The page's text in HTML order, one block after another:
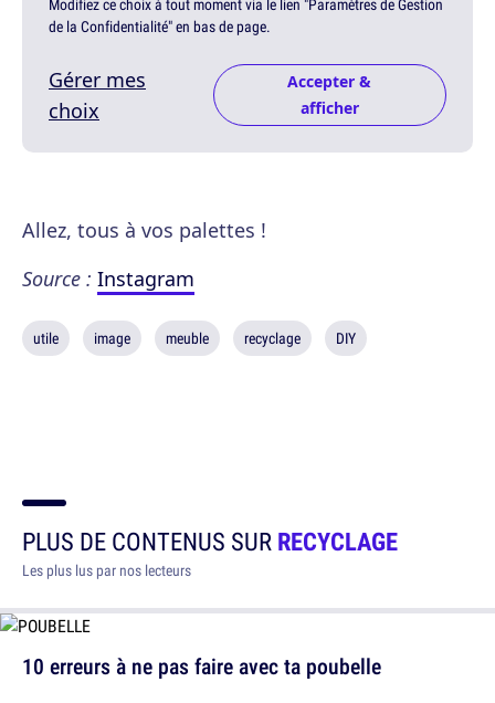
Modifiez ce choix à tout moment via le lien "Paramètres de Gestion
de la Confidentialité" en bas de page.
Gérer mes
choix
Accepter &
afficher
Allez, tous à vos palettes !
Source : Instagram
utile image meuble recyclage DIY
PLUS DE CONTENUS SURRECYCLAGE
Les plus lus par nos lecteurs
10 erreurs à ne pas faire avec ta poubelle